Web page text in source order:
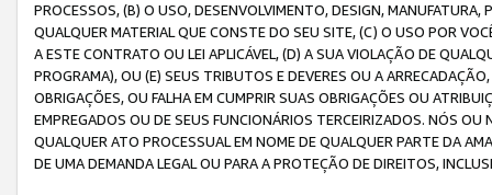
PROCESSOS, (B) O USO, DESENVOLVIMENTO, DESIGN,
QUALQUER MATERIAL QUE CONSTE DO SEU SITE, (C) O USO POR
A ESTE CONTRATO OU LEI APLICÁVEL, (D) A SUA VIOLAÇÃO DE
PROGRAMA), OU (E) SEUS TRIBUTOS E DEVERES OU A
OBRIGAÇÕES, OU FALHA EM CUMPRIR SUAS OBRIGAÇÕES OU
EMPREGADOS OU DE SEUS FUNCIONÁRIOS TERCEIRIZADOS. NÓS
QUALQUER ATO PROCESSUAL EM NOME DE QUALQUER PARTE DA
DE UMA DEMANDA LEGAL OU PARA A PROTEÇÃO DE DIREITOS,